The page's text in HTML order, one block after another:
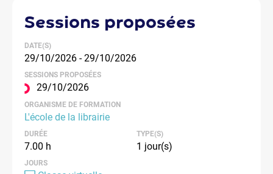
sessions proposées
DATE(S)
29/10/2026 - 29/10/2026
SESSIONS PROPOSÉES
29/10/2026
ORGANISME DE FORMATION
L'école de la librairie
DURÉE
7.00 h
TYPE(S)
1 jour(s)
JOURS